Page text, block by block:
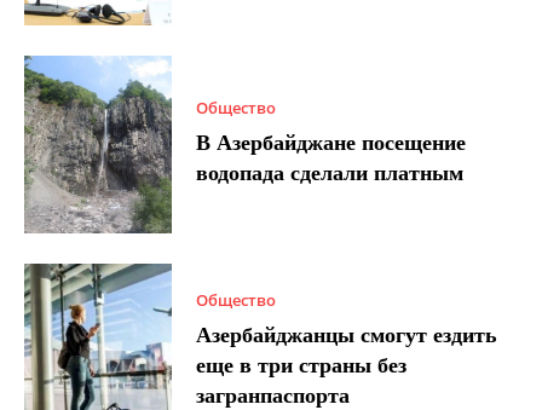
Общество
В Азербайджане посещение
водопада сделали платным
Общество
Азербайджанцы смогут ездить
еще в три страны без
загранпаспорта